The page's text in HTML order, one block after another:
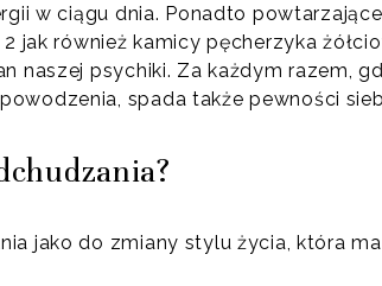
w ciągu dnia. Ponadto
jak również kamicy pęcherzyka
naszej psychiki. Za każdym razem,
spada także pewności
jako do zmiany stylu życia, która